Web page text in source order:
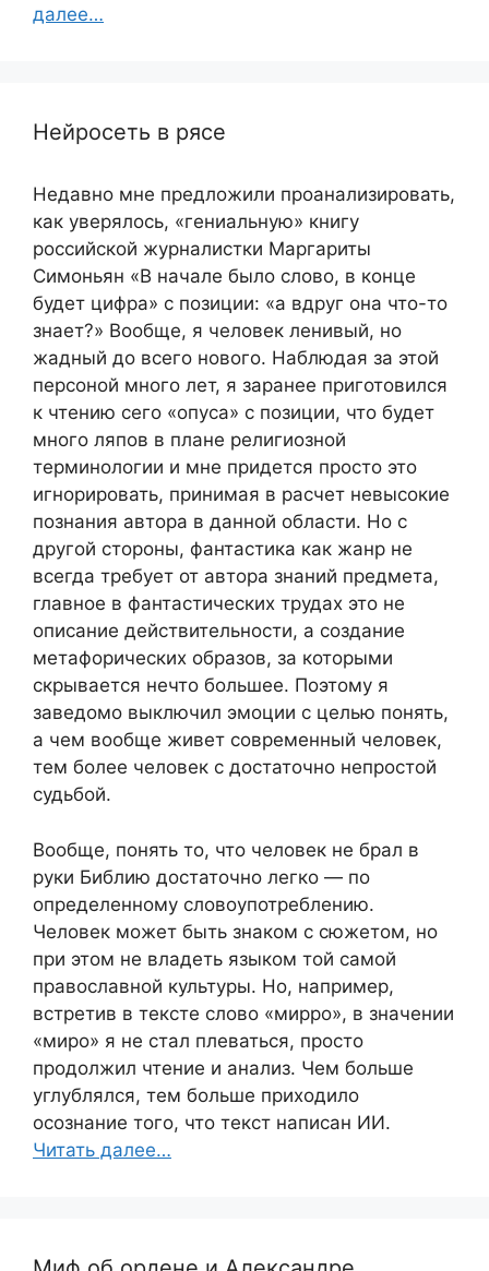
далее…
Нейросеть в рясе
Недавно мне предложили проанализировать,
как уверялось, «гениальную» книгу
российской журналистки Маргариты
Симоньян «В начале было слово, в конце
будет цифра» с позиции: «а вдруг она что-то
знает?» Вообще, я человек ленивый, но
жадный до всего нового. Наблюдая за этой
персоной много лет, я заранее приготовился
к чтению сего «опуса» с позиции, что будет
много ляпов в плане религиозной
терминологии и мне придется просто это
игнорировать, принимая в расчет невысокие
познания автора в данной области. Но с
другой стороны, фантастика как жанр не
всегда требует от автора знаний предмета,
главное в фантастических трудах это не
описание действительности, а создание
метафорических образов, за которыми
скрывается нечто большее. Поэтому я
заведомо выключил эмоции с целью понять,
а чем вообще живет современный человек,
тем более человек с достаточно непростой
судьбой.
Вообще, понять то, что человек не брал в
руки Библию достаточно легко — по
определенному словоупотреблению.
Человек может быть знаком с сюжетом, но
при этом не владеть языком той самой
православной культуры. Но, например,
встретив в тексте слово «мирро», в значении
«миро» я не стал плеваться, просто
продолжил чтение и анализ. Чем больше
углублялся, тем больше приходило
осознание того, что текст написан ИИ.
Читать далее…